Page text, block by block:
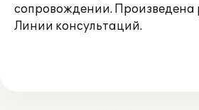
сопровождении. Произведена
Линии консультаций.